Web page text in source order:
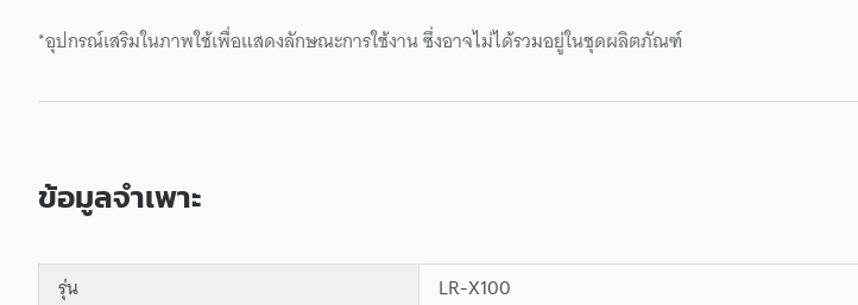
*อุปกรณ์เสริมในภาพใช้เพื่อแสดงลักษณะการใช้งาน ซึ่งอาจไม่ได้รวมอยู่ในชุดผลิตภัณฑ์
ข้อมูลจำเพาะ
รุ่น
LR-X100